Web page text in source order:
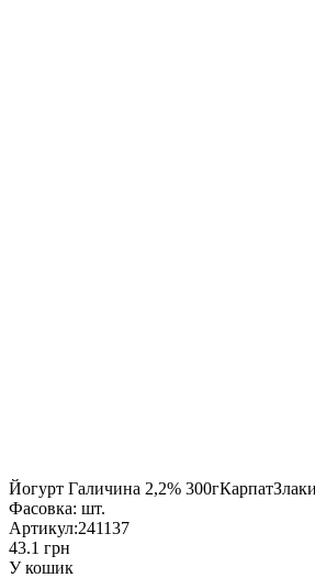
Йогурт Галичина 2,2%
Фасовка: шт.
Артикул:241137
43.1 грн
У кошик